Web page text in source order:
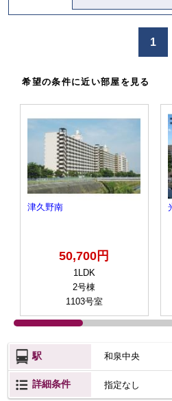
1
希望の条件に近い部屋を見る
津久野南
50,700円
1LDK
2号棟
1103号室
駅 和泉中央
詳細条件 指定なし